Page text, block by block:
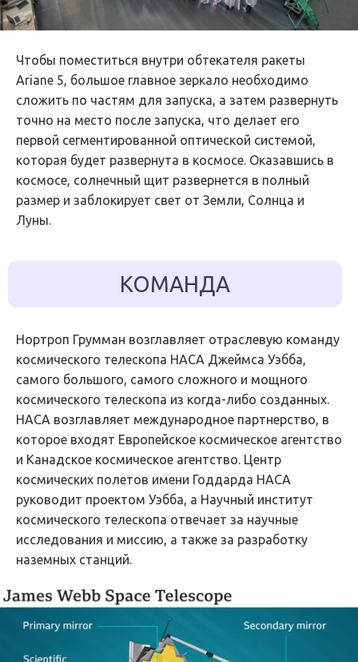
Чтобы поместиться внутри обтекателя ракеты
Ariane 5, большое главное зеркало необходимо
сложить по частям для запуска, а затем развернуть
точно на место после запуска, что делает его
первой сегментированной оптической системой,
которая будет развернута в космосе. Оказавшись в
космосе, солнечный щит развернется в полный
размер и заблокирует свет от Земли, Солнца и
Луны.
КОМАНДА
Нортроп Грумман возглавляет отраслевую команду
космического телескопа НАСА Джеймса Уэбба,
самого большого, самого сложного и мощного
космического телескопа из когда-либо созданных.
НАСА возглавляет международное партнерство, в
которое входят Европейское космическое агентство
и Канадское космическое агентство. Центр
космических полетов имени Годдарда НАСА
руководит проектом Уэбба, а Научный институт
космического телескопа отвечает за научные
исследования и миссию, а также за разработку
наземных станций.